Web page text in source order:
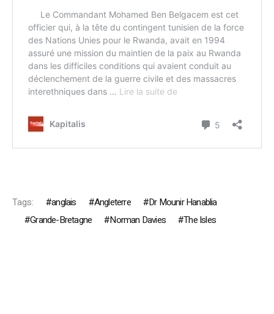
Tags: anglais Angleterre
Dr Mounir Hanablia
Grande-Bretagne
Norman Davies The Isles